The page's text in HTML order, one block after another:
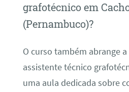
grafotécnico em
(Pernambuco)?
O curso também abrange
assistente técnico
uma aula dedicada sobre